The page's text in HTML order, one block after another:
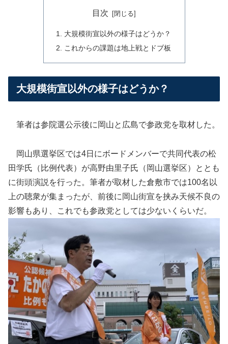
目次
大規模街宣以外の様子はどうか？
これからの課題は地上戦とドブ板
大規模街宣以外の様子はどうか？
筆者は参院選公示後に岡山と広島で参政党を取材した。
岡山県選挙区では4日にボードメンバーで共同代表の松
田学氏（比例代表）が高野由里子氏（岡山選挙区）ととも
に街頭演説を行った。筆者が取材した倉敷市では100名以
上の聴衆が集まったが、前後に岡山街宣を挟み天候不良の
影響もあり、これでも参政党としては少ないくらいだ。